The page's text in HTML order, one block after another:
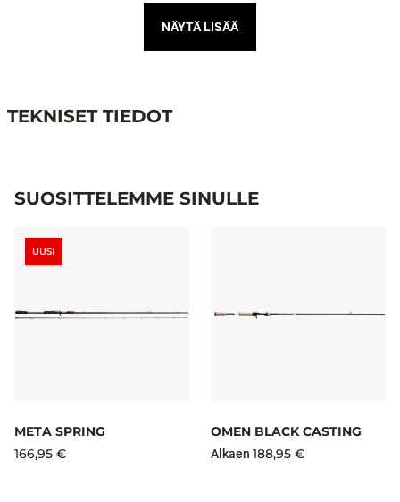
NÄYTÄ LISÄÄ
TEKNISET TIEDOT
SUOSITTELEMME SINULLE
UUSI
META SPRING
166,95 €
OMEN BLACK CASTING
Alkaen 188,95 €